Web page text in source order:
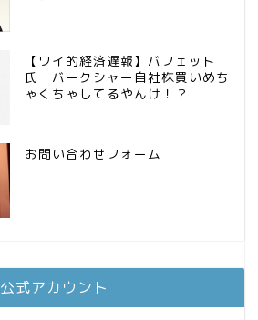
【ワイ的経済遅報】バフェット
氏 バークシャー自社株買いめち
ゃくちゃしてるやんけ！？
お問い合わせフォーム
公式アカウント